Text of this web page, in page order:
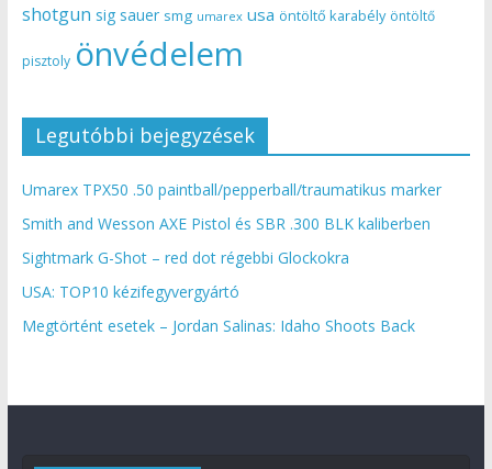
shotgun sig sauer smg umarex usa öntöltő karabély öntöltő
pisztoly önvédelem
Legutóbbi bejegyzések
Umarex TPX50 .50 paintball/pepperball/traumatikus marker
Smith and Wesson AXE Pistol és SBR .300 BLK kaliberben
Sightmark G-Shot – red dot régebbi Glockokra
USA: TOP10 kézifegyvergyártó
Megtörtént esetek – Jordan Salinas: Idaho Shoots Back